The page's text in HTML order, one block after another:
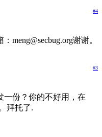
#4
meng@secbug.org谢谢。
#3
一份？你的不好用，在
拜托了.